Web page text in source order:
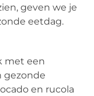
geven we je
eetdag.
met een
gezonde
en rucola